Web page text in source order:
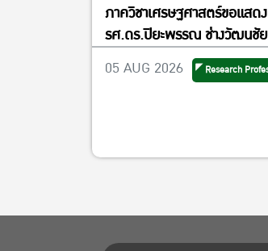
ภาควิชาเศรษฐศาสตร์ขอแส
รศ.ดร.ปิยะพรรณ ช่างวัฒนชัย
แต่งตั้งเป็นรองผู้อำนวยการศูน
เศรษฐศาสตร์ประยุกต์ ฝ่ายพั
05 AUG 2026 Research